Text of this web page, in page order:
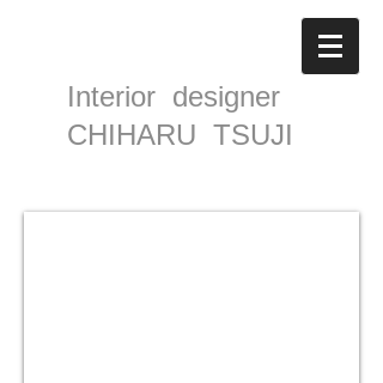
Interior designer
CHIHARU TSUJI